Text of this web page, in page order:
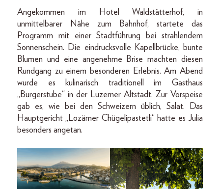
Angekommen im Hotel Waldstätterhof, in
unmittelbarer Nähe zum Bahnhof, startete das
Programm mit einer Stadtführung bei strahlendem
Sonnenschein. Die eindrucksvolle Kapellbrücke, bunte
Blumen und eine angenehme Brise machten diesen
Rundgang zu einem besonderen Erlebnis. Am Abend
wurde es kulinarisch traditionell im Gasthaus
„Burgerstube“ in der Luzerner Altstadt. Zur Vorspeise
gab es, wie bei den Schweizern üblich, Salat. Das
Hauptgericht „Lozärner Chügelipastetli“ hatte es Julia
besonders angetan.